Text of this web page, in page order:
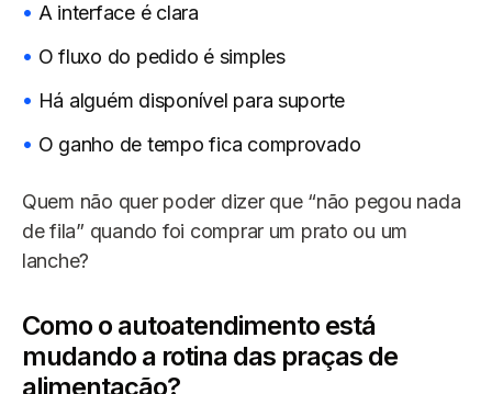
A interface é clara
O fluxo do pedido é simples
Há alguém disponível para suporte
O ganho de tempo fica comprovado
Quem não quer poder dizer que “não pegou nada
de fila” quando foi comprar um prato ou um
lanche?
Como o autoatendimento está
mudando a rotina das praças de
alimentação?